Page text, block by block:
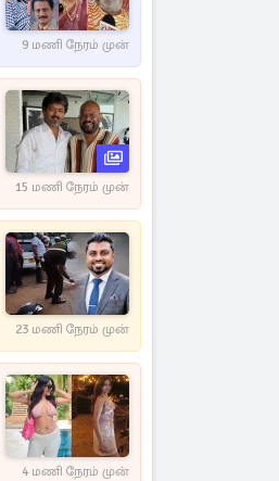
9 மணி நேரம் முன்
15 மணி நேரம் முன்
23 மணி நேரம் முன்
4 மணி நேரம் முன்